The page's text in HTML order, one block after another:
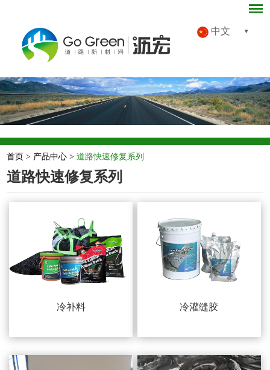
中文
首页 > 产品中心 >道路快速修复系列
道路快速修复系列
冷补料 冷灌缝胶